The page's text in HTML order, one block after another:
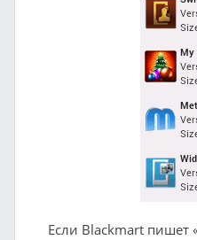
Если Blackmart пишет